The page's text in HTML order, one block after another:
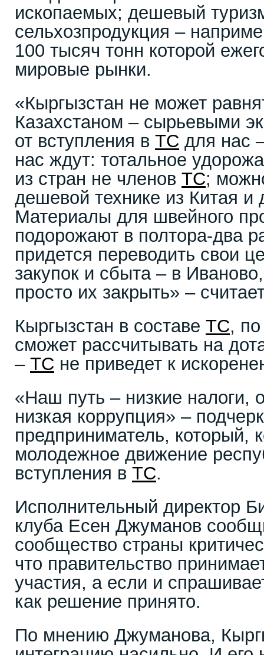
ископаемых; дешевый
сельхозпродукция –
100 тысяч тонн которой
мировые рынки.
«Кыргызстан не может
Казахстаном – сырьевыми
от вступления в ТС для нас
нас ждут: тотальное
из стран не членов ТС;
дешевой технике из Китая и
Материалы для швейного
подорожают в полтора-два
придется переводить свои
закупок и сбыта – в
просто их закрыть» –
Кыргызстан в составе ТС,
сможет рассчитывать на
– ТС не приведет к
«Наш путь – низкие налоги,
низкая коррупция» –
предприниматель, который,
молодежное движение
вступления в ТС.
Исполнительный директор
клуба Есен Джуманов
сообщество страны
что правительство
участия, а если и
как решение принято.
По мнению Джуманова,